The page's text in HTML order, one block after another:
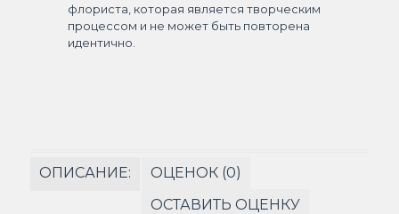
флориста, которая является творческим
процессом и не может быть повторена
идентично.
ОПИСАНИЕ:
ОЦЕНОК (0)
ОСТАВИТЬ ОЦЕНКУ